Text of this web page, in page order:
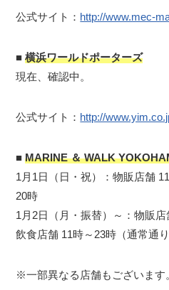
公式サイト： http://www.mec-
■横浜ワールドポーターズ
現在、確認中。
公式サイト： http://
■MARINE ＆ WALK
1月1日（日・祝）：物販店舗
20時
1月2日（月・振替）～：物販
飲食店舗 11時～23時（通常通り
※一部異なる店舗もございます